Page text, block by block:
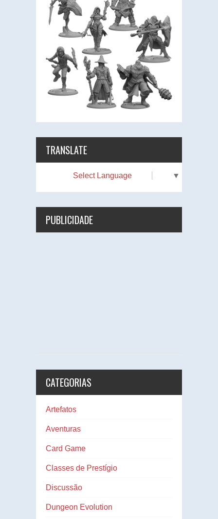
TRANSLATE
Select Language ▼
PUBLICIDADE
CATEGORIAS
Artefatos
Aventuras
Card Game
Classes de Prestígio
Discussão
Dungeon Evolution